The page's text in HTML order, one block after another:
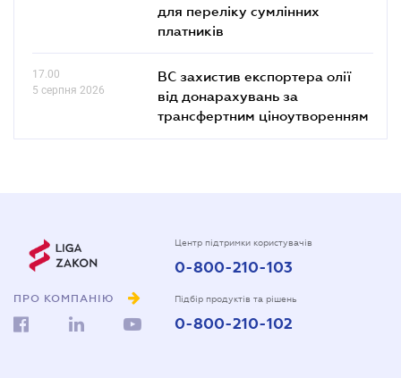
для переліку сумлінних
платників
17.00
5 серпня 2026
ВС захистив експортера олії
від донарахувань за
трансфертним ціноутворенням
ПРО КОМПАНІЮ
Центр підтримки користувачів
0-800-210-103
Підбір продуктів та рішень
0-800-210-102